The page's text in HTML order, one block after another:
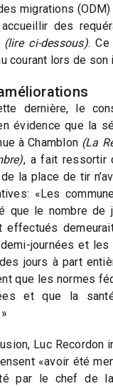
migrations
des
(lire ci-dessous). Ce
courant lors de son
dernière, le
évidence que la
à Chamblon (La
, a fait ressortir
de la place de tir
«Les
que le nombre de
effectués
journées et
jours à part
que les normes
et que la
Luc Recordon
«avoir été
par le chef de